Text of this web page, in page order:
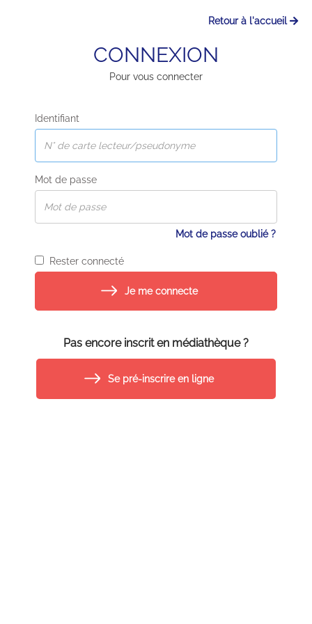
Retour à l'accueil
CONNEXION
Pour vous connecter
Identifiant
Mot de passe
Mot de passe oublié ?
Rester connecté
Je me connecte
Pas encore inscrit en médiathèque ?
Se pré-inscrire en ligne